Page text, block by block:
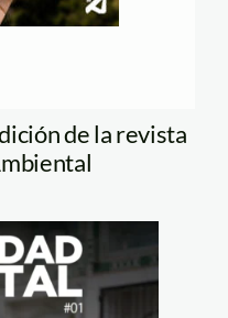
de la revista